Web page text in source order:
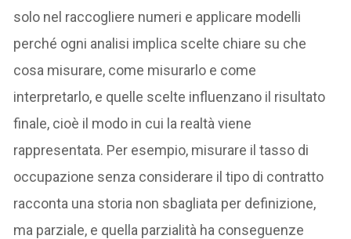
solo nel raccogliere numeri e applicare modelli
perché ogni analisi implica scelte chiare su che
cosa misurare, come misurarlo e come
interpretarlo, e quelle scelte influenzano il risultato
finale, cioè il modo in cui la realtà viene
rappresentata. Per esempio, misurare il tasso di
occupazione senza considerare il tipo di contratto
racconta una storia non sbagliata per definizione,
ma parziale, e quella parzialità ha conseguenze